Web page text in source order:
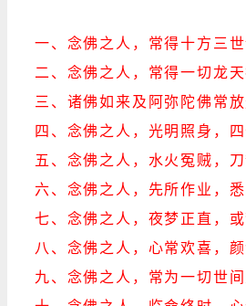
一、念佛之人，常得十方三
二、念佛之人，常得一切龙
三、诸佛如来及阿弥陀佛常
四、念佛之人，光明照身，
五、念佛之人，水火冤贼，
六、念佛之人，先所作业，
七、念佛之人，夜梦正直，
八、念佛之人，心常欢喜，
九、念佛之人，常为一切世